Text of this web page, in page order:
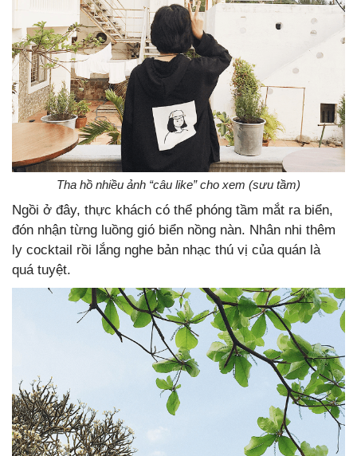
Tha hồ nhiều ảnh “câu like” cho xem (sưu tầm)
Ngồi ở đây, thực khách có thể phóng tầm mắt ra biển,
đón nhận từng luồng gió biển nồng nàn. Nhân nhi thêm
ly cocktail rồi lắng nghe bản nhạc thú vị của quán là
quá tuyệt.